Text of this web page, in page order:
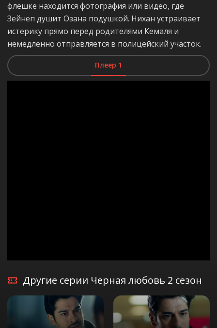
флешке находится фотография или видео, где
Зейнеп душит Озана подушкой. Нихан устраивает
истерику прямо перед родителями Кемаля и
немедленно отправляется в полицейский участок.
Плеер 1
Другие серии Черная любовь 2 сезон